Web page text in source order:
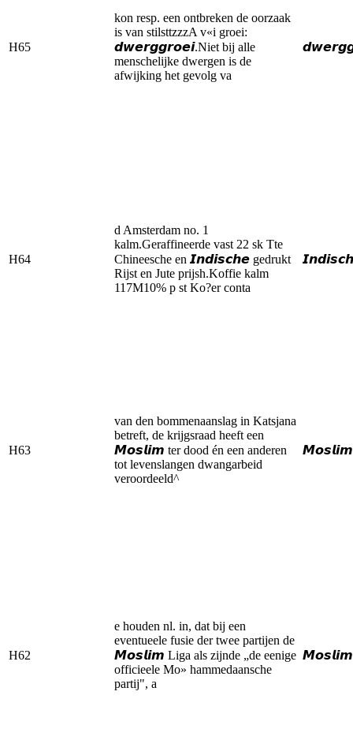
H65
kon resp. een ontbreken de oorzaak
is van stilsttzzzA v«i groei:
𝙙𝙬𝙚𝙧𝙜𝙜𝙧𝙤𝙚𝙞.Niet bij alle
menschelijke dwergen is de
afwijking het gevolg va
H64
d Amsterdam no. 1
kalm.Geraffineerde vast 22 sk Tte
Chineesche en 𝙄𝙣𝙙𝙞𝙨𝙘𝙝𝙚 gedrukt
Rijst en Jute prijsh.Koffie kalm
117M10% p st Ko?er conta
H63
van den bommenaanslag in Katsjana
betreft, de krijgsraad heeft een
𝙈𝙤𝙨𝙡𝙞𝙢 ter dood én een anderen
tot levenslangen dwangarbeid
veroordeeld^
𝙈𝙤𝙨𝙡𝙞𝙢
H62
e houden nl. in, dat bij een
eventueele fusie der twee partijen de
𝙈𝙤𝙨𝙡𝙞𝙢 Liga als zijnde „de eenige
officieele Mo» hammedaansche
partij", a
𝙈𝙤𝙨𝙡𝙞𝙢